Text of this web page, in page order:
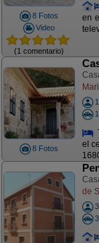
8 Fotos
Video
(1 comentario)
en
8 Fotos
el
de